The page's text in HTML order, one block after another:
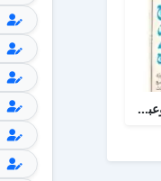
حوار صريح بين عبدالله وعبدالمسيح